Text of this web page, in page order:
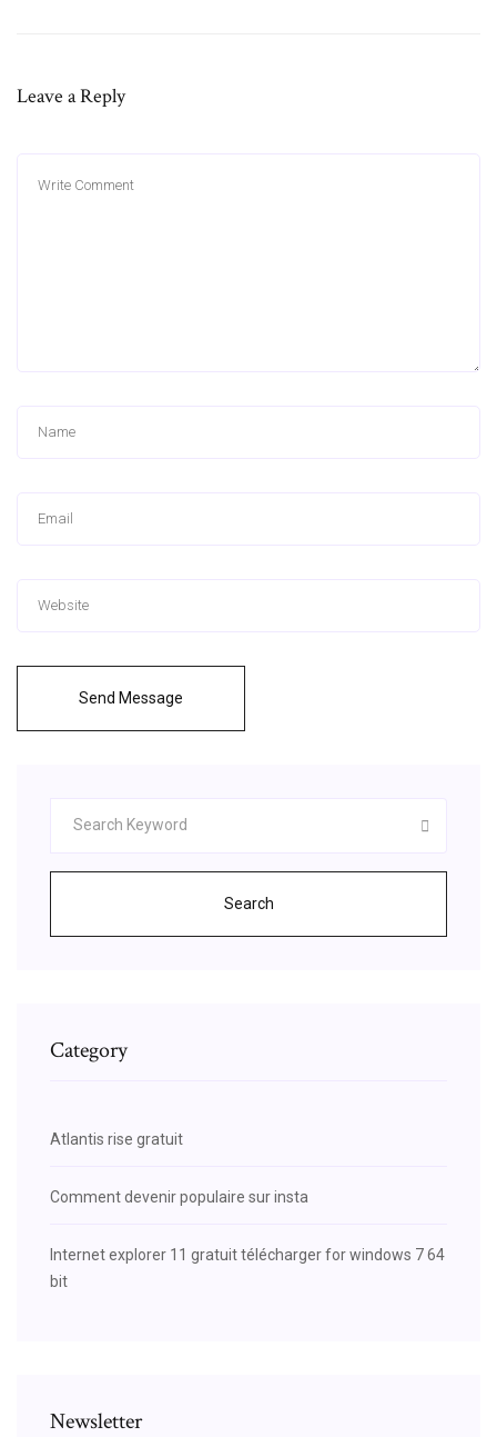
Leave a Reply
Send Message
Search
Category
Atlantis rise gratuit
Comment devenir populaire sur insta
Internet explorer 11 gratuit télécharger for windows 7 64
bit
Newsletter